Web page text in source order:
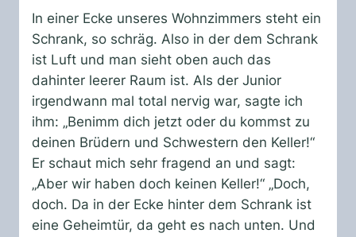
In einer Ecke unseres Wohnzimmers steht ein
Schrank, so schräg. Also in der dem Schrank
ist Luft und man sieht oben auch das
dahinter leerer Raum ist. Als der Junior
irgendwann mal total nervig war, sagte ich
ihm: „Benimm dich jetzt oder du kommst zu
deinen Brüdern und Schwestern den Keller!“
Er schaut mich sehr fragend an und sagt:
„Aber wir haben doch keinen Keller!“ „Doch,
doch. Da in der Ecke hinter dem Schrank ist
eine Geheimtür, da geht es nach unten. Und